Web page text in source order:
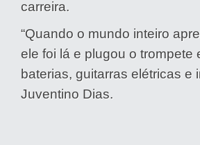
carreira.
“Quando o mundo inteiro
ele foi lá e plugou o
baterias, guitarras elétricas e
Juventino Dias.